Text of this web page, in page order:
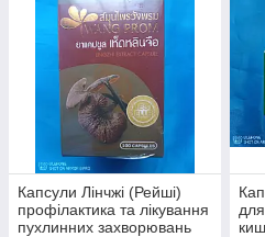
Капсули Лінчжі (Рейші)
профілактика та лікування
пухлинних захворювань